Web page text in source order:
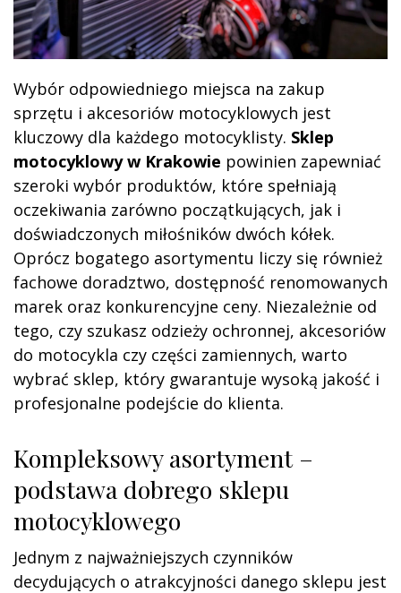
Wybór odpowiedniego miejsca na zakup
sprzętu i akcesoriów motocyklowych jest
kluczowy dla każdego motocyklisty. Sklep
motocyklowy w Krakowie powinien zapewniać
szeroki wybór produktów, które spełniają
oczekiwania zarówno początkujących, jak i
doświadczonych miłośników dwóch kółek.
Oprócz bogatego asortymentu liczy się również
fachowe doradztwo, dostępność renomowanych
marek oraz konkurencyjne ceny. Niezależnie od
tego, czy szukasz odzieży ochronnej, akcesoriów
do motocykla czy części zamiennych, warto
wybrać sklep, który gwarantuje wysoką jakość i
profesjonalne podejście do klienta.
Kompleksowy asortyment –
podstawa dobrego sklepu
motocyklowego
Jednym z najważniejszych czynników
decydujących o atrakcyjności danego sklepu jest